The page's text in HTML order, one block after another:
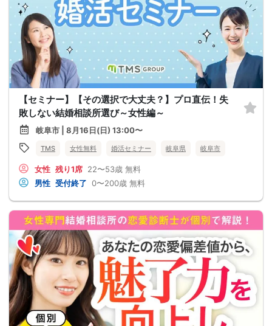
【セミナー】【その選択で大丈夫？】プロ直伝！失
敗しない結婚相談所選び～女性編～
岐阜市 | 8月16日(日) 13:00〜
TMS 女性無料 婚活セミナー 岐阜県 岐阜市
女性 残り1席 22〜53歳 無料
男性 受付終了 0〜200歳 無料